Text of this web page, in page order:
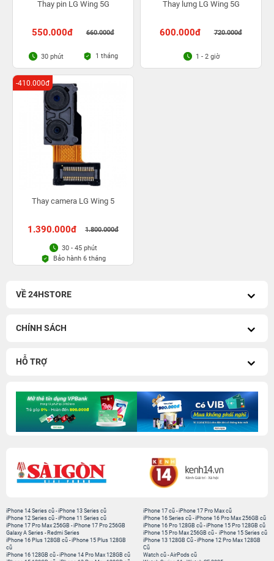
Thay pin LG Wing 5G
550.000đ 660.000đ
30 phút 1 tháng
Thay lưng LG Wing 5G
600.000đ 720.000đ
1 - 2 giờ
Thay camera LG Wing 5
1.390.000đ 1.800.000đ
-410.000đ
30 - 45 phút
Bảo hành 6 tháng
VỀ 24HSTORE
CHÍNH SÁCH
HỖ TRỢ
iPhone 14 Series cũ -iPhone 13 Series cũ
iPhone 12 Series cũ -iPhone 11 Series cũ
iPhone 17 Pro Max 256GB -iPhone 17 Pro 256GB
Galaxy A Series - Redmi Series
iPhone 17 cũ -iPhone 17 Pro Max cũ
iPhone 16 Series cũ - iPhone 16 Pro Max 256GB cũ
iPhone 16 Pro 128GB cũ -iPhone 15 Pro 128GB cũ
iPhone 15 Pro Max 256GB cũ - iPhone 15 Series cũ
iPhone 16 Plus 128GB cũ -iPhone 15 Plus 128GB
cũ
iPhone 16 128GB cũ -iPhone 14 Pro Max 128GB cũ
iPhone 13 128GB Cũ -iPhone 12 Pro Max 128GB
Cũ
Watch cũ -AirPods cũ